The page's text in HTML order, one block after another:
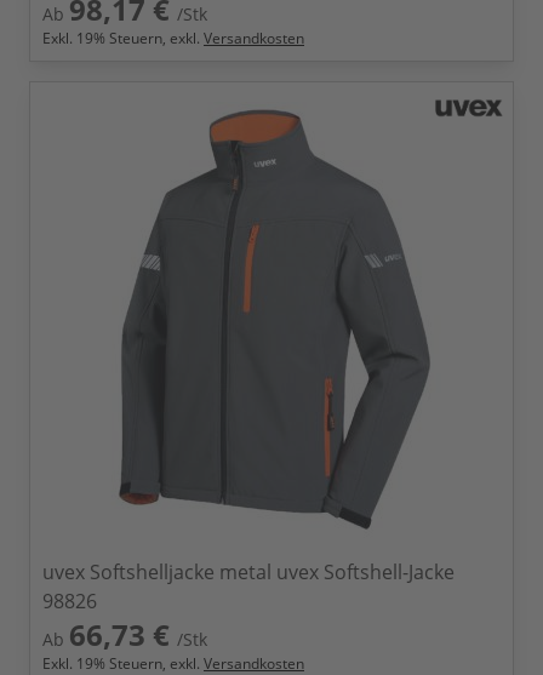
Ab 98,17 € /Stk
Exkl. 19% Steuern, exkl. Versandkosten
uvex Softshelljacke metal uvex Softshell-Jacke
98826
Ab 66,73 € /Stk
Exkl. 19% Steuern, exkl. Versandkosten